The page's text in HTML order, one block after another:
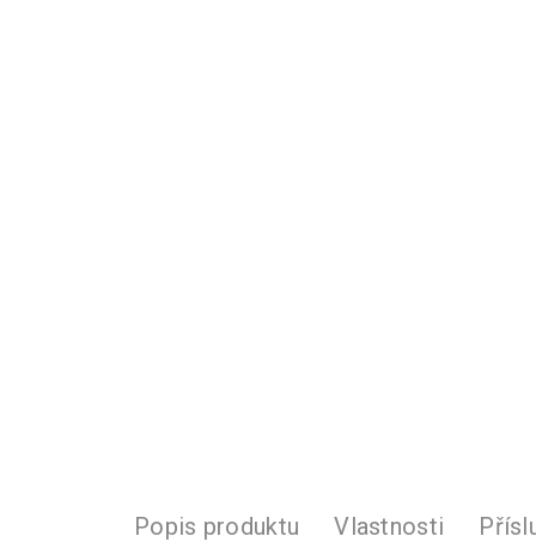
Popis produktu Vlastnosti